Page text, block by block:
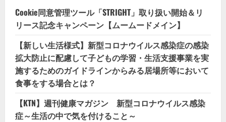
Cookie同意管理ツール「STRIGHT」取り扱い開始＆リ
リース記念キャンペーン【ムームードメイン】
【新しい生活様式】新型コロナウイルス感染症の感染
拡大防止に配慮して子どもの学習・生活支援事業を実
施するためのガイドラインからみる居場所等において
食事をする場合とは？
【KTN】週刊健康マガジン 新型コロナウイルス感染
症～生活の中で気を付けること～